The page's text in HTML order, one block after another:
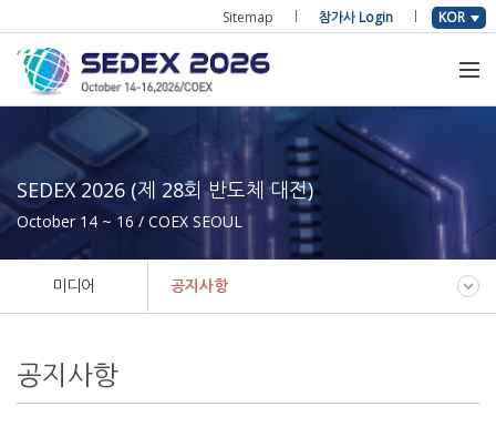
Sitemap 참가사 Login KOR
SEDEX 2026 (제 28회 반도체 대전)
October 14 ~ 16 / COEX SEOUL
미디어 공지사항
공지사항